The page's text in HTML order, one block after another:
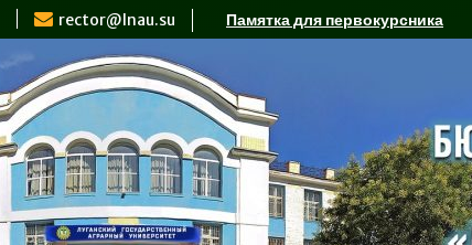
rector@lnau.su Памятка для первокурсника